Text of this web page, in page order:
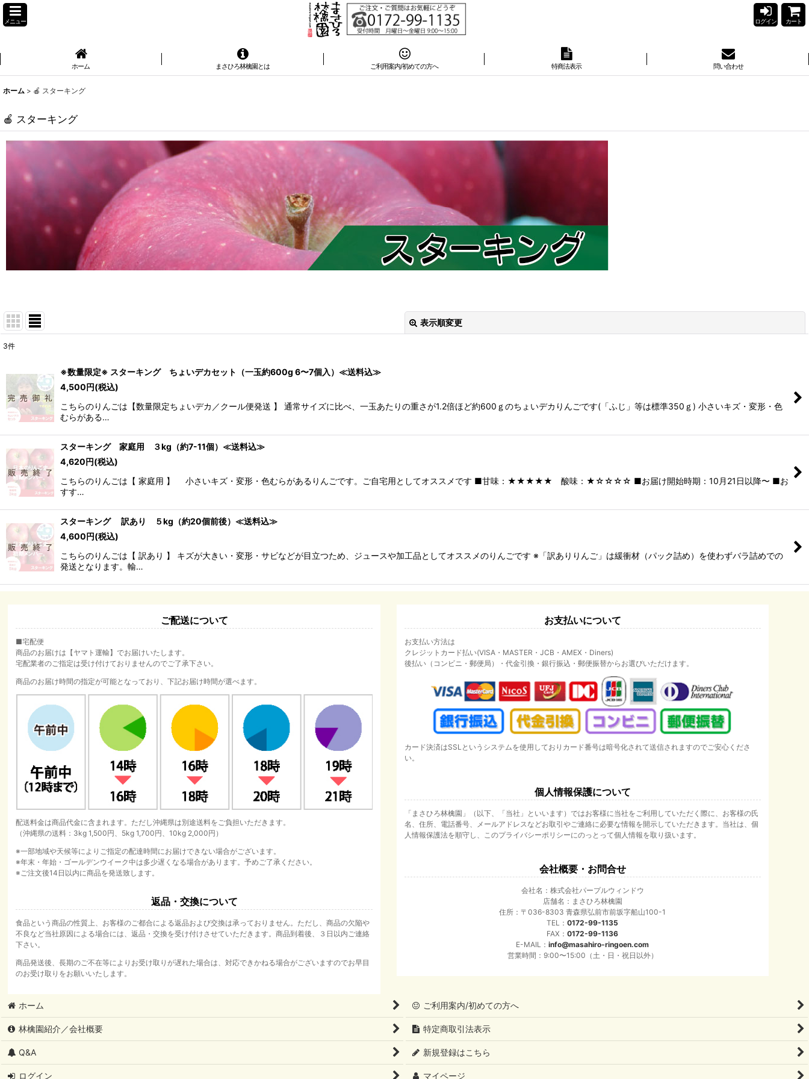
メニュー ログイン カート
ホーム まさひろ林檎園とは ご利用案内/初めての方へ 特商法表示 問い合わせ
ホーム > 🍎 スターキング
🍎 スターキング
表示順変更
並び順 :
3件
※数量限定※ スターキング ちょいデカセット（一玉約600g 6〜7個入）≪送料込≫
4,500円(税込)
こちらのりんごは【数量限定ちょいデカ／クール便発送 】 通常サイズに比べ、一玉あたりの重さが1.2倍ほど約600ｇのちょいデカりんごです(「ふじ」等は標準350ｇ) 小さいキズ・変形・色
むらがある…
スターキング 家庭用 ３kg（約7-11個）≪送料込≫
4,620円(税込)
こちらのりんごは【 家庭用 】 小さいキズ・変形・色むらがあるりんごです。ご自宅用としてオススメです ■甘味：★★★★★ 酸味：★☆☆☆☆ ■お届け開始時期：10月21日以降〜 ■お
すす…
スターキング 訳あり ５kg（約20個前後）≪送料込≫
4,600円(税込)
こちらのりんごは【 訳あり 】 キズが大きい・変形・サビなどが目立つため、ジュースや加工品としてオススメのりんごです ※「訳ありりんご」は緩衝材（パック詰め）を使わずバラ詰めでの
発送となります。輸…
ご配送について
■宅配便
商品のお届けは【ヤマト運輸】でお届けいたします。
宅配業者のご指定は受け付けておりませんのでご了承下さい。
商品のお届け時間の指定が可能となっており、下記お届け時間が選べます。
配送料金は商品代金に含まれます。ただし沖縄県は別途送料をご負担いただきます。
（沖縄県の送料：3kg 1,500円、5kg 1,700円、10kg 2,000円）
※一部地域や天候等によりご指定の配達時間にお届けできない場合がございます。
※年末・年始・ゴールデンウイーク中は多少遅くなる場合があります。予めご了承ください。
※ご注文後14日以内に商品を発送致します。
返品・交換について
食品という商品の性質上、お客様のご都合による返品および交換は承っておりません。ただし、商品の欠陥や
不良など当社原因による場合には、返品・交換を受け付けさせていただきます。商品到着後、３日以内ご連絡
下さい。
商品発送後、長期のご不在等によりお受け取りが遅れた場合は、対応できかねる場合がございますのでお早目
のお受け取りをお願いいたします。
お支払いについて
お支払い方法は
クレジットカード払い(VISA・MASTER・JCB・AMEX・Diners)
後払い（コンビニ・郵便局）・代金引換・銀行振込・郵便振替からお選びいただけます。
カード決済はSSLというシステムを使用しておりカード番号は暗号化されて送信されますのでご安心くださ
い。
個人情報保護について
「まさひろ林檎園」（以下、「当社」といいます）ではお客様に当社をご利用していただく際に、お客様の氏
名、住所、電話番号、メールアドレスなどお取引やご連絡に必要な情報を開示していただきます。当社は、個
人情報保護法を順守し、このプライバシーポリシーにのっとって個人情報を取り扱います。
会社概要・お問合せ
会社名：株式会社パープルウィンドウ
店舗名：まさひろ林檎園
住所：〒036-8303 青森県弘前市前坂字船山100-1
TEL：0172-99-1135
FAX：0172-99-1136
E-MAIL：info@masahiro-ringoen.com
営業時間：9:00〜15:00（土・日・祝日以外）
ホーム ご利用案内/初めての方へ
林檎園紹介／会社概要 特定商取引法表示
Q&A 新規登録はこちら
ログイン マイページ